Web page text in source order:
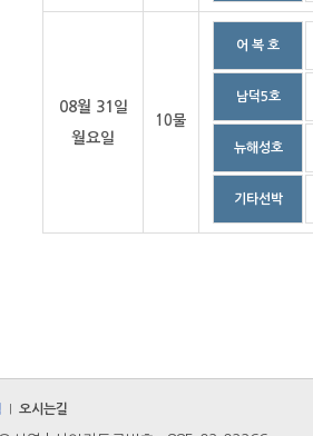
08월 31일
월요일
10물
어 복 호
남덕5호
뉴해성호
기타선박
오시는길